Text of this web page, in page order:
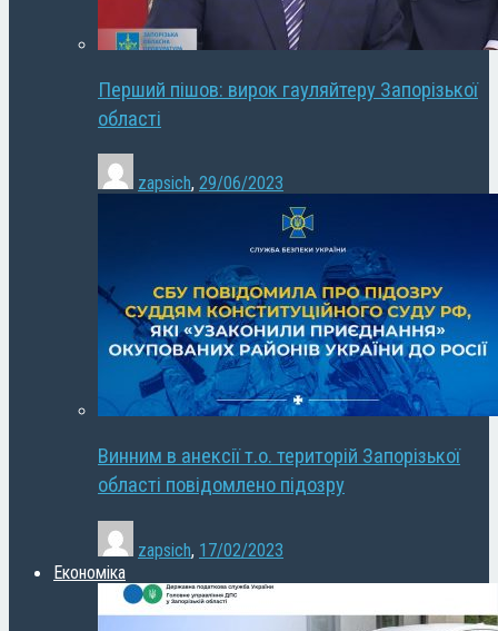
Перший пішов: вирок гауляйтеру Запорізької
області
zapsich, 29/06/2023
Винним в анексії т.о. територій Запорізької
області повідомлено підозру
zapsich, 17/02/2023
Економіка